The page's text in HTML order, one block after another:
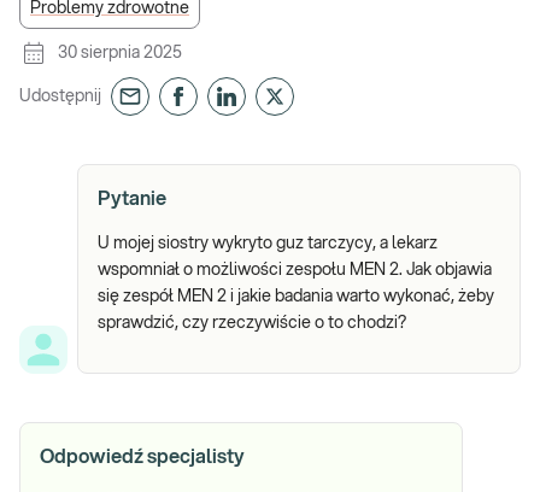
Problemy zdrowotne
30 sierpnia 2025
Udostępnij
Pytanie
U mojej siostry wykryto guz tarczycy, a lekarz
wspomniał o możliwości zespołu MEN 2. Jak objawia
się zespół MEN 2 i jakie badania warto wykonać, żeby
sprawdzić, czy rzeczywiście o to chodzi?
Odpowiedź specjalisty